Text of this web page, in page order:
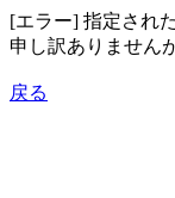
[エラー] 指定され
申し訳ありません
戻る